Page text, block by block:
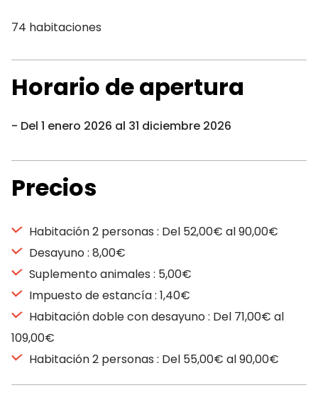
74 habitaciones
Horario de apertura
Del 1 enero 2026 al 31 diciembre 2026
Precios
Habitación 2 personas : Del 52,00€ al 90,00€
Desayuno : 8,00€
Suplemento animales : 5,00€
Impuesto de estancía : 1,40€
Habitación doble con desayuno : Del 71,00€ al
109,00€
Habitación 2 personas : Del 55,00€ al 90,00€